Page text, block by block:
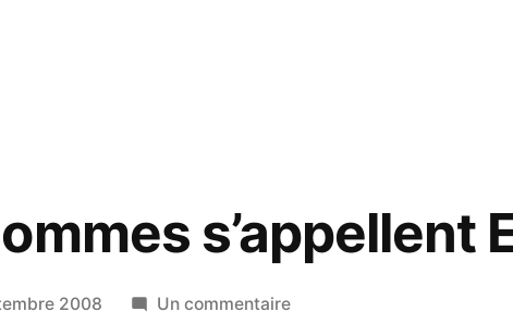
s’appellent
2008 Un commentairesur